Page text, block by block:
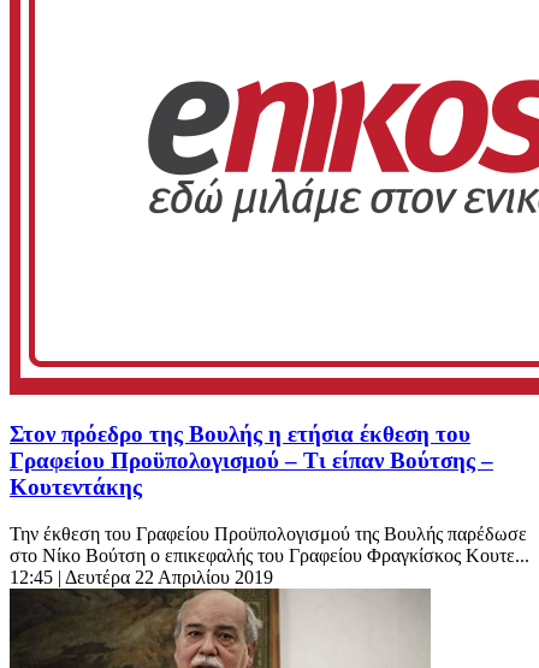
Στον πρόεδρο της Βουλής η ετήσια έκθεση του
Γραφείου Προϋπολογισμού – Τι είπαν Βούτσης –
Κουτεντάκης
Την έκθεση του Γραφείου Προϋπολογισμού της Βουλής παρέδωσε
στο Νίκο Βούτση ο επικεφαλής του Γραφείου Φραγκίσκος Κουτε...
12:45 | Δευτέρα 22 Απριλίου 2019